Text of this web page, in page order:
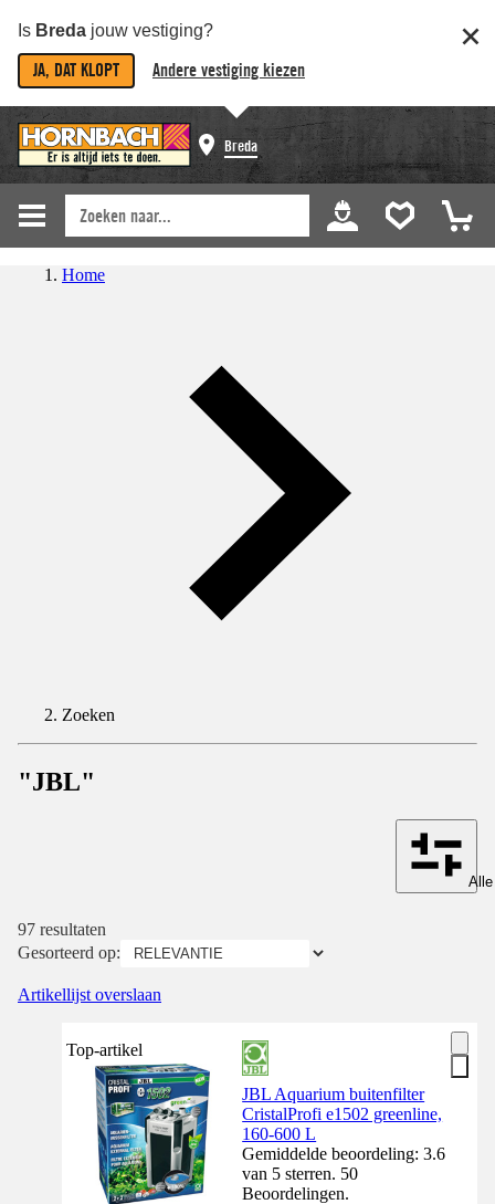
Is Breda jouw vestiging?
JA, DAT KLOPT Andere vestiging kiezen
Breda
Home
Zoeken
"JBL"
97 resultaten
Gesorteerd op:
Artikellijst overslaan
Top-artikel
JBL Aquarium buitenfilter
CristalProfi e1502 greenline,
160-600 L
Gemiddelde beoordeling: 3.6
van 5 sterren. 50
Beoordelingen.